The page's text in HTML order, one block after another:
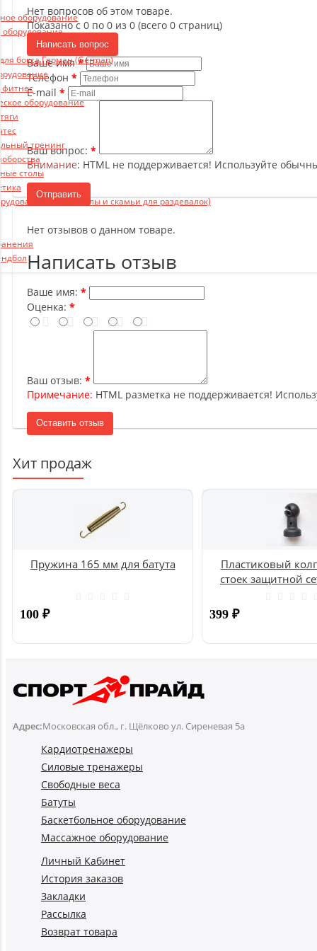
оборудование
бокса Герман (German)
фитнес
оборудование
тренинг
столы
(пьедесталы и скамьи для раздевалок)
Нет вопросов об этом товаре.
Показано с 0 по 0 из 0 (всего 0 страниц)
Написать вопрос
Ваше имя
Телефон
E-mail
Ваш вопрос:
Внимание: HTML не поддерживается! Используйте
Отправить
Нет отзывов о данном товаре.
Написать отзыв
Ваше имя:
Оценка:
Ваш отзыв:
Примечание: HTML разметка не поддерживается!
Оставить отзыв
Хит продаж
Пружина 165 мм для батута
100 ₽
Пластиковый
стоек защитной
399 ₽
Адрес:Московская обл., г. Щёлково ул. Сиреневая 5а
Кардиотренажеры
Силовые тренажеры
Свободные веса
Батуты
Баскетбольное оборудование
Массажное оборудование
Личный Кабинет
История заказов
Закладки
Рассылка
Возврат товара